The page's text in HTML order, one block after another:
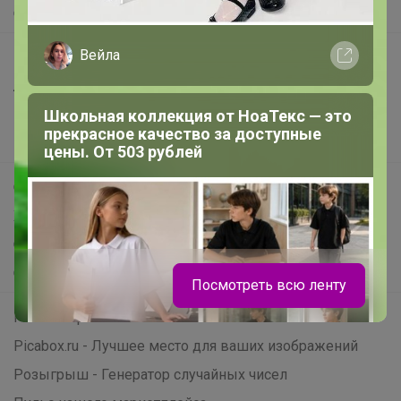
О нас
Все предложения
Анонсы
Новости
Поддержка альпак
Самое выгодное
Хиты продаж
Самое желанное
Самое быстрое
Начать зарабатывать с 24-ok
Picabox.ru - Лучшее место для ваших изображений
Розыгрыш - Генератор случайных чисел
Вейла
Школьная коллекция от НоаТекс — это
прекрасное качество за доступные
цены. От 503 рублей
Посмотреть всю ленту